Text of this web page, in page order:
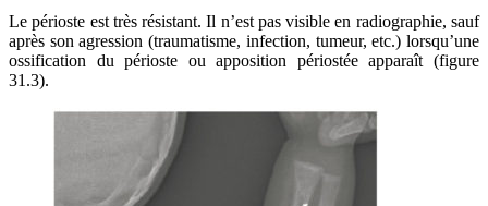
Le périoste est très résistant. Il n’est pas visible en radiographie, sauf
après son agression (traumatisme, infection, tumeur, etc.) lorsqu’une
ossification du périoste ou apposition périostée apparaît (figure
31.3).